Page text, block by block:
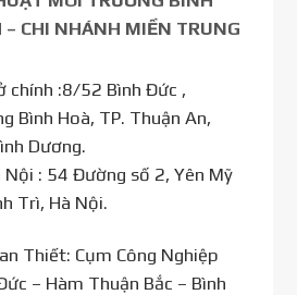
– CHI NHÁNH MIỀN TRUNG
chính :8/52 Bình Đức ,
Bình Hoà, TP. Thuận An,
Dương.
Nội : 54 Đường số 2, Yên Mỹ
Trì, Hà Nội.
Thiết: Cụm Công Nghiệp
– Hàm Thuận Bắc – Bình